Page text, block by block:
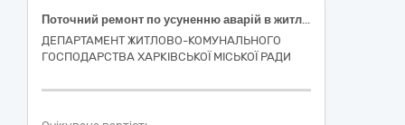
Поточний ремонт по усуненню аварій в житловому фонді багатоквартирного будинку за адресою: вулиця Світла, 2, місто Харків (код ДК 021:2015-45260000-7 Покрівельні роботи та інші спеціалізовані будівельні роботи)
ДЕПАРТАМЕНТ ЖИТЛОВО-КОМУНАЛЬНОГО
ГОСПОДАРСТВА ХАРКІВСЬКОЇ МІСЬКОЇ РАДИ